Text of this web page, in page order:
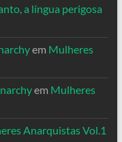
a língua perigosa
em Mulheres
em Mulheres
Anarquistas Vol.1